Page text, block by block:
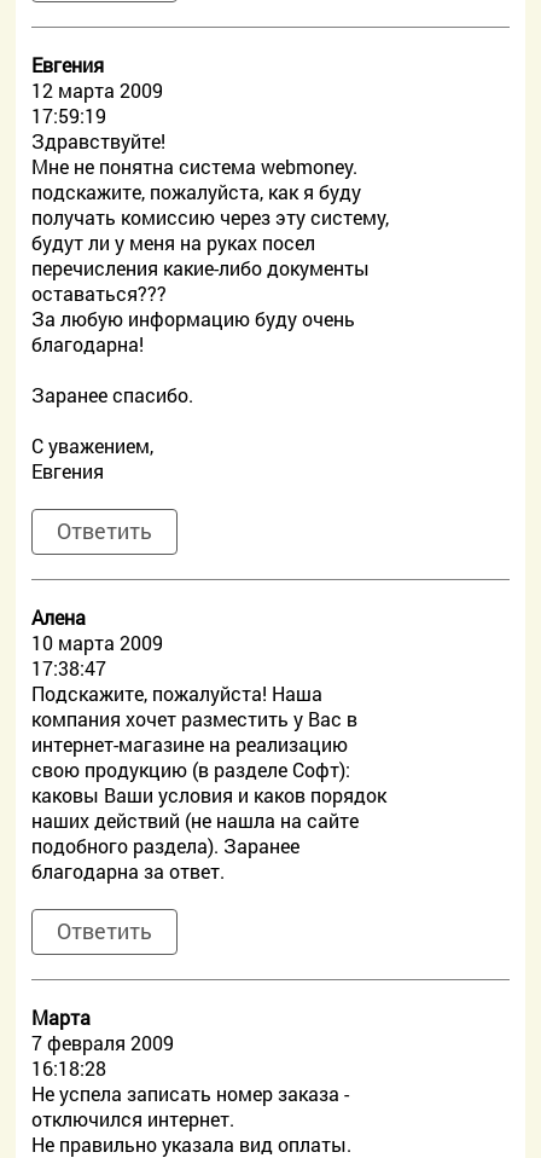
Евгения
12 марта 2009
17:59:19
Здравствуйте!
Мне не понятна система webmoney.
подскажите, пожалуйста, как я буду
получать комиссию через эту систему,
будут ли у меня на руках посел
перечисления какие-либо документы
оставаться???
За любую информацию буду очень
благодарна!
Заранее спасибо.
С уважением,
Евгения
Ответить
Алена
10 марта 2009
17:38:47
Подскажите, пожалуйста! Наша
компания хочет разместить у Вас в
интернет-магазине на реализацию
свою продукцию (в разделе Софт):
каковы Ваши условия и каков порядок
наших действий (не нашла на сайте
подобного раздела). Заранее
благодарна за ответ.
Ответить
Марта
7 февраля 2009
16:18:28
Не успела записать номер заказа -
отключился интернет.
Не правильно указала вид оплаты.